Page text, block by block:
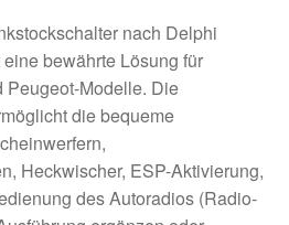
nach Delphi
bewährte Lösung für
Modelle. Die
die bequeme
Heckwischer, ESP-Aktivierung,
des Autoradios (Radio-